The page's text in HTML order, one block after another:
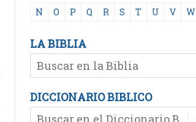
N O P Q R S T U V W
LA BIBLIA
DICCIONARIO BIBLICO